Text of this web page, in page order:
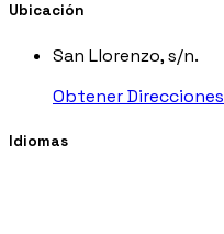
Ubicación
San Llorenzo, s/n.
Obtener Direcciones
Idiomas